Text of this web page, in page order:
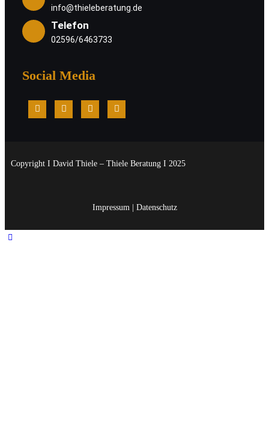
info@thieleberatung.de
Telefon
02596/6463733
Social Media
Copyright I David Thiele – Thiele Beratung I 2025
Impressum| Datenschutz